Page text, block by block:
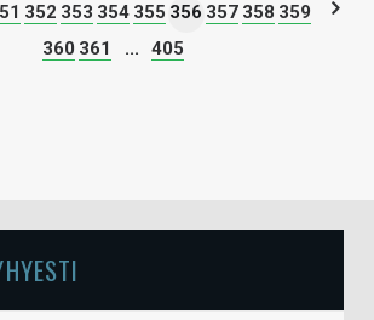
352 353 354 355 356 357 358 359
360 361 ... 405